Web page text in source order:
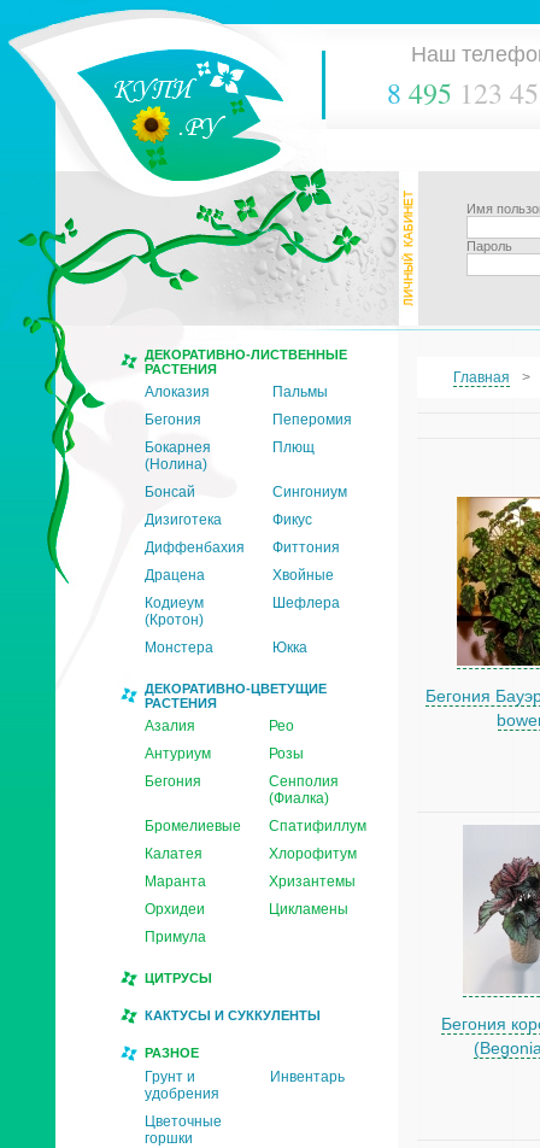
Наш
8 495 123
Имя
Пароль
ДЕКОРАТИВНО-ЛИСТВЕННЫЕ
РАСТЕНИЯ
Алоказия
Пальмы
Бегония
Пеперомия
Бокарнея
(Нолина)
Плющ
Бонсай
Сингониум
Дизиготека
Фикус
Диффенбахия
Фиттония
Драцена
Хвойные
Кодиеум
(Кротон)
Шефлера
Монстера Юкка
ДЕКОРАТИВНО-ЦВЕТУЩИЕ
РАСТЕНИЯ
Азалия
Рео
Антуриум
Розы
Бегония
Сенполия
(Фиалка)
Бромелиевые
Спатифиллум
Калатея
Хлорофитум
Маранта
Хризантемы
Орхидеи
Цикламены
Примула
ЦИТРУСЫ
КАКТУСЫ И СУККУЛЕНТЫ
РАЗНОЕ
Грунт и
удобрения
Инвентарь
Цветочные
горшки
Главная
Бегония
Бегония